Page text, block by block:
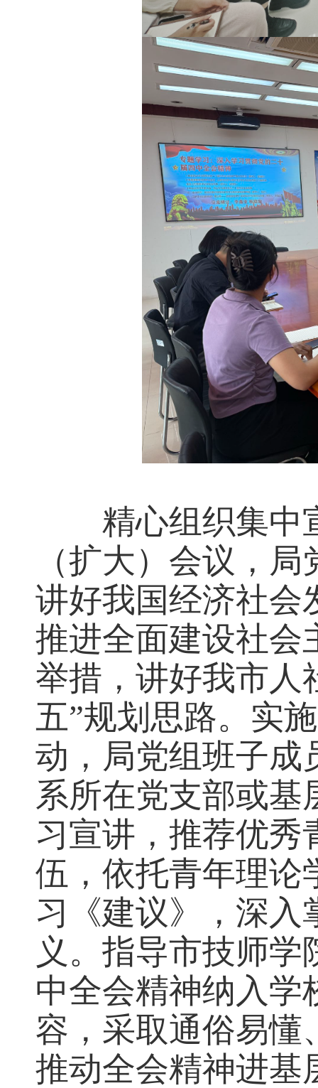
精心组织集中宣
（扩大）会议，
讲好我国经济社会
推进全面建设社会
举措，讲好我市人
五”规划思路。实
动，局党组班子成
系所在党支部或基
习宣讲，推荐优秀
伍，依托青年理论
习《建议》，深入
义。指导市技师
中全会精神纳入学
容，采取通俗易懂
推动全会精神进基